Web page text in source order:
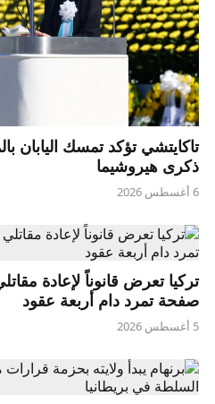
تاكايتشي تؤكد تمسك اليابان
ذكرى هيروشيما
6 أغسطس 2026
تركيا تعرض قانوناً لإعادة
صفحة تمرد دام أربعة عقود
5 أغسطس 2026